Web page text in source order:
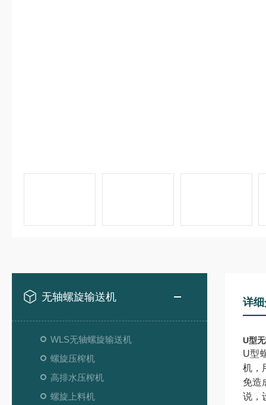
无轴螺旋输送机
WLS无轴螺旋输送机
螺旋压榨机
高排水压榨机
螺旋上料机
详
U型
U型
机，
免造
说，